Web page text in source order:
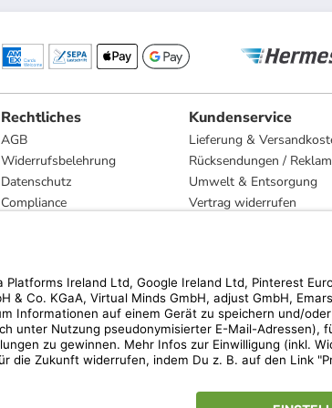
Rechtliches
AGB
Widerrufsbelehrung
Datenschutz
Compliance
Kundenservice
Lieferung &
Rücksendungen /
Umwelt & Entsorgung
Vertrag widerrufen
* Streichpreise entsprechen der unverbindlichen